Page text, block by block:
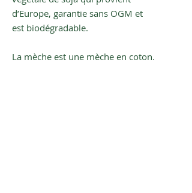
d’Europe, garantie sans OGM et
est biodégradable.
La mèche est une mèche en coton.